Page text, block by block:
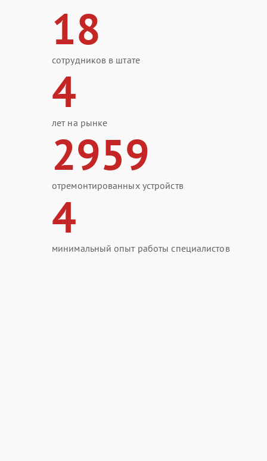
18
сотрудников в штате
4
лет на рынке
2959
отремонтированных устройств
4
минимальный опыт работы специалистов